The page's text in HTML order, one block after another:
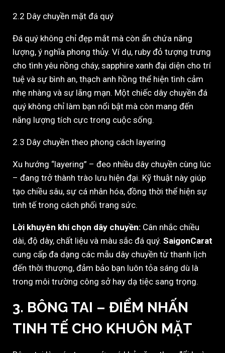
2.2 Dây chuyền mặt đá quý
Đá quý không chỉ đẹp mắt mà còn ẩn chứa năng
lượng, ý nghĩa phong thủy. Ví dụ, ruby đỏ tượng trưng
cho tình yêu nồng cháy, sapphire xanh đại diện cho trí
tuệ và sự bình an, thạch anh hồng thể hiện tình cảm
nhẹ nhàng và sự lãng mạn. Một chiếc dây chuyền đá
quý không chỉ làm bạn nổi bật mà còn mang đến
năng lượng tích cực trong cuộc sống.
2.3 Dây chuyền theo phong cách layering
Xu hướng “layering” – đeo nhiều dây chuyền cùng lúc
– đang trở thành trào lưu hiện đại. Kỹ thuật này giúp
tạo chiều sâu, sự cá nhân hóa, đồng thời thể hiện sự
tinh tế trong cách phối trang sức.
Lời khuyên khi chọn dây chuyền: Cân nhắc chiều
dài, độ dày, chất liệu và màu sắc đá quý. SaigonCarat
cung cấp đa dạng các mẫu dây chuyền từ thanh lịch
đến thời thượng, đảm bảo bạn luôn tỏa sáng dù là
trong môi trường công sở hay dạ tiệc sang trọng.
3. BÔNG TAI – ĐIỂM NHẤN
TINH TẾ CHO KHUÔN MẶT